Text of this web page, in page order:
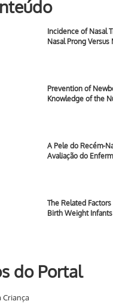
Incidence of Nasal
Nasal Prong Versus
Prevention of
Knowledge of the
A Pele do Recém-
Avaliação do
The Related
Birth Weight
do Portal
Criança